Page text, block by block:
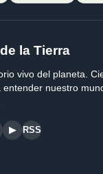
la Tierra
vivo del planeta.
entender nuestro
▶ RSS